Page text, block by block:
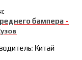
бампера -
Китай